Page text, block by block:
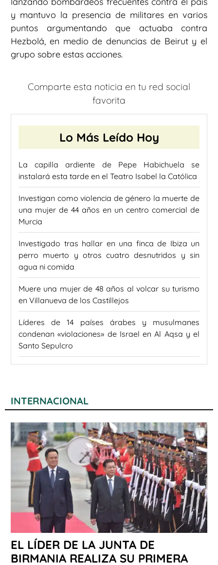
y mantuvo la presencia de militares en varios
puntos argumentando que actuaba contra
Hezbolá, en medio de denuncias de Beirut y el
grupo sobre estas acciones.
Comparte esta noticia en tu red social
favorita
Lo Más Leído Hoy
La capilla ardiente de Pepe Habichuela se
instalará esta tarde en el Teatro Isabel la Católica
Investigan como violencia de género la muerte de
una mujer de 44 años en un centro comercial de
Murcia
Investigado tras hallar en una finca de Ibiza un
perro muerto y otros cuatro desnutridos y sin
agua ni comida
Muere una mujer de 48 años al volcar su turismo
en Villanueva de los Castillejos
Líderes de 14 países árabes y musulmanes
condenan «violaciones» de Israel en Al Aqsa y el
Santo Sepulcro
INTERNACIONAL
EL LÍDER DE LA JUNTA DE
BIRMANIA REALIZA SU PRIMERA